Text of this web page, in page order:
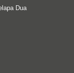
Dua